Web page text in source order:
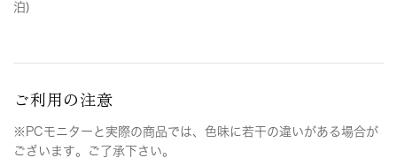
泊)
ご利用の注意
※PCモニターと実際の商品では、色味に若干の違いがある場合が
ございます。ご了承下さい。